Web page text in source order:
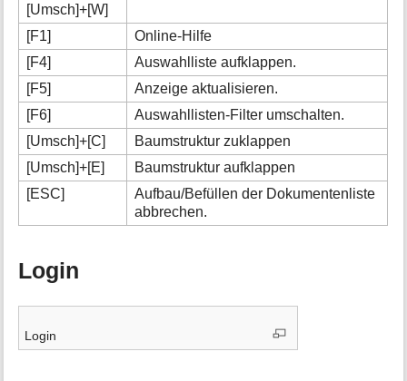
[Umsch]+[W]
[F1]
Online-Hilfe
[F4]
Auswahlliste aufklappen.
[F5]
Anzeige aktualisieren.
[F6]
Auswahllisten-Filter umschalten.
[Umsch]+[C]
Baumstruktur zuklappen
[Umsch]+[E]
Baumstruktur aufklappen
[ESC]
Aufbau/Befüllen der Dokumentenliste
abbrechen.
Login
Login